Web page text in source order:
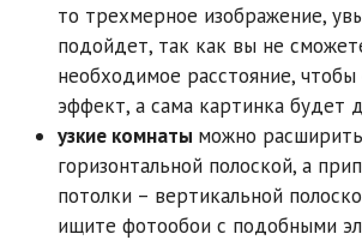
то трехмерное изображение,
подойдет, так как вы не
необходимое расстояние,
эффект, а сама картинка будет
узкие комнаты можно расширить
горизонтальной полоской, а
потолки – вертикальной
ищите фотообои с подобными